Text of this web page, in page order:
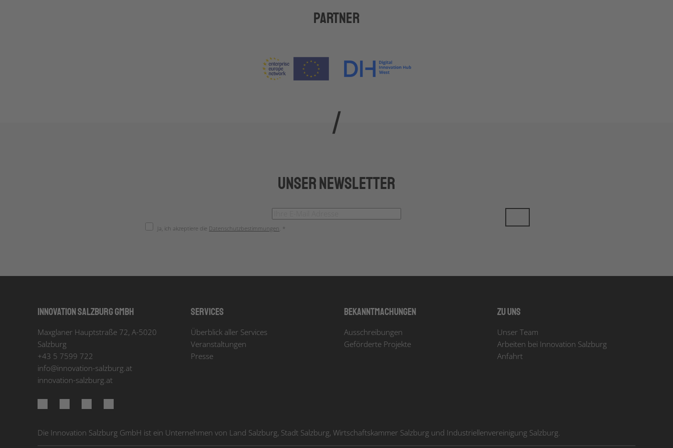
Partner
Unser Newsletter
Ja, ich akzeptiere die Datenschutzbestimmungen . *
Innovation Salzburg GmbH
Maxglaner Hauptstraße 72, A-5020
Salzburg
+43 5 7599 722
info@innovation-salzburg.at
innovation-salzburg.at
Services
Überblick aller Services
Veranstaltungen
Presse
Bekanntmachungen
Ausschreibungen
Geförderte Projekte
Zu uns
Unser Team
Arbeiten bei Innovation Salzburg
Anfahrt
Die Innovation Salzburg GmbH ist ein Unternehmen von Land Salzburg, Stadt Salzburg, Wirtschaftskammer Salzburg und Industriellenvereinigung Salzburg.